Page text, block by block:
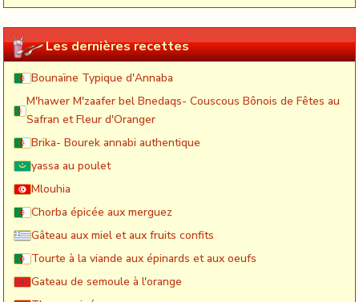
Les dernières recettes
Bounaïne Typique d'Annaba
M'hawer M'zaafer bel Bnedaqs- Couscous Bônois de Fêtes au
Safran et Fleur d'Oranger
Brika- Bourek annabi authentique
yassa au poulet
Mlouhia
Chorba épicée aux merguez
Gâteau aux miel et aux fruits confits
Tourte à la viande aux épinards et aux oeufs
Gateau de semoule à l'orange